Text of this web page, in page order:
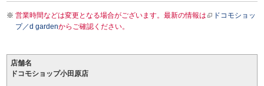
営業時間などは変更となる場合がございます。最新の情報は
ドコモショッ
プ／d gardenからご確認ください。
店舗名
ドコモショップ小田原店